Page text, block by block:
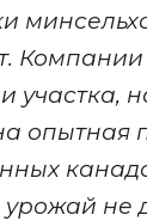
мин
участка,
опытная
урожай не